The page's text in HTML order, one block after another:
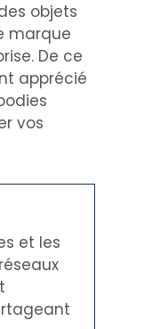
objets
marque
De ce
apprécié
vos
et les